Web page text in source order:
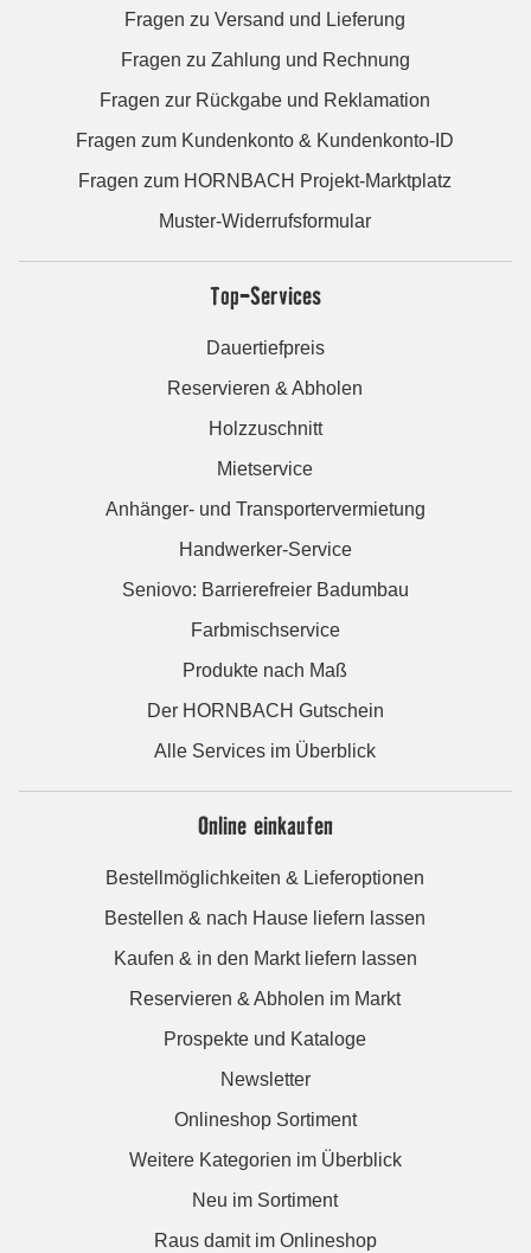
Fragen zu Versand und Lieferung
Fragen zu Zahlung und Rechnung
Fragen zur Rückgabe und Reklamation
Fragen zum Kundenkonto & Kundenkonto-ID
Fragen zum HORNBACH Projekt-Marktplatz
Muster-Widerrufsformular
Top-Services
Dauertiefpreis
Reservieren & Abholen
Holzzuschnitt
Mietservice
Anhänger- und Transportervermietung
Handwerker-Service
Seniovo: Barrierefreier Badumbau
Farbmischservice
Produkte nach Maß
Der HORNBACH Gutschein
Alle Services im Überblick
Online einkaufen
Bestellmöglichkeiten & Lieferoptionen
Bestellen & nach Hause liefern lassen
Kaufen & in den Markt liefern lassen
Reservieren & Abholen im Markt
Prospekte und Kataloge
Newsletter
Onlineshop Sortiment
Weitere Kategorien im Überblick
Neu im Sortiment
Raus damit im Onlineshop